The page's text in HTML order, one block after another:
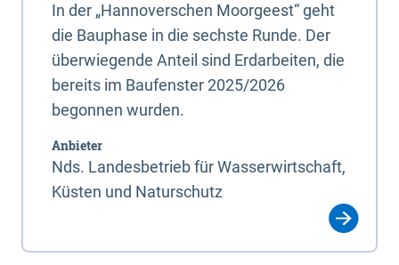
In der „Hannoverschen Moorgeest“ geht
die Bauphase in die sechste Runde. Der
überwiegende Anteil sind Erdarbeiten, die
bereits im Baufenster 2025/2026
begonnen wurden.
Anbieter
Nds. Landesbetrieb für Wasserwirtschaft,
Küsten und Naturschutz